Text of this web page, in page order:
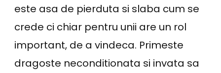
este asa de pierduta si slaba cum se
crede ci chiar pentru unii are un rol
important, de a vindeca. Primeste
dragoste neconditionata si invata sa